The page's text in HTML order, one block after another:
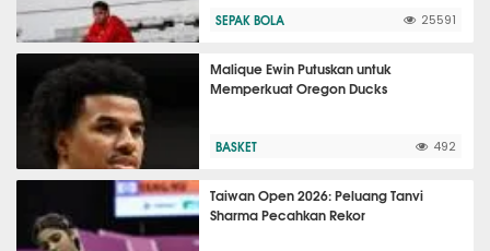
SEPAK BOLA 25591
Malique Ewin Putuskan untuk
Memperkuat Oregon Ducks
BASKET 492
Taiwan Open 2026: Peluang Tanvi
Sharma Pecahkan Rekor